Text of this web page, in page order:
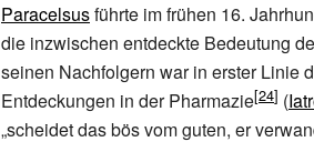
Paracelsusführte im frühen 16.
die inzwischen entdeckte Bedeutung
seinen Nachfolgern war in erster Linie
Entdeckungen in der Pharmazie
(
„scheidet das bös vom guten, er